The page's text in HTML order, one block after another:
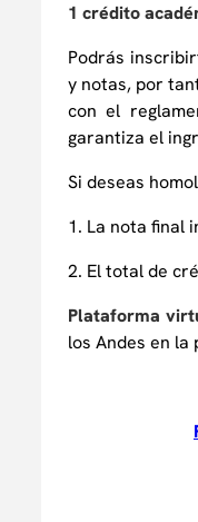
1 crédito
Podrás
y notas, por
con el
garantiza el
Si deseas
1. La nota final
2. El total de
Plataforma
los Andes en